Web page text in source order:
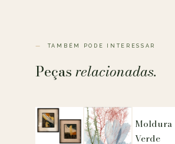
TAMBÉM PODE INTERESSAR
Peçasrelacionadas.
Moldura
Verde